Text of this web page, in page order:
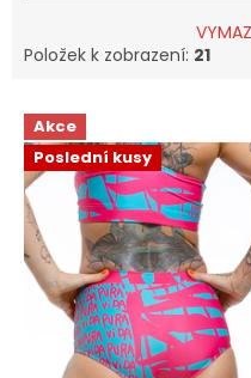
Položek k zobrazení: 21
V
p
p
Akce
Poslední kusy